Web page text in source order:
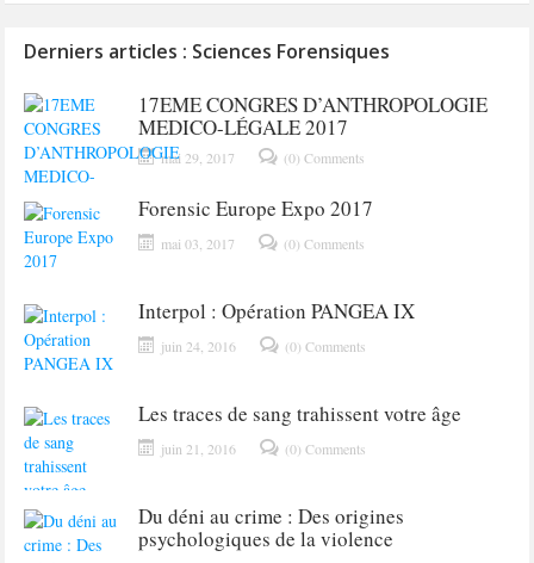
Derniers articles : Sciences Forensiques
17EME CONGRES D’ANTHROPOLOGIE
MEDICO-LÉGALE 2017
mai 29, 2017 (0) Comments
Forensic Europe Expo 2017
mai 03, 2017 (0) Comments
Interpol : Opération PANGEA IX
juin 24, 2016 (0) Comments
Les traces de sang trahissent votre âge
juin 21, 2016 (0) Comments
Du déni au crime : Des origines
psychologiques de la violence